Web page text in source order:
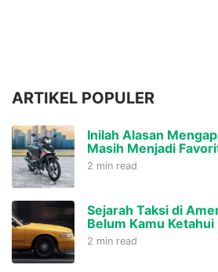
ARTIKEL POPULER
Inilah Alasan
Masih Menjadi
2 min read
Sejarah Taksi di
Belum Kamu Ketahui
2 min read